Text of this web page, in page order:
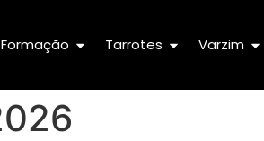
Formação Tarrotes Varzim